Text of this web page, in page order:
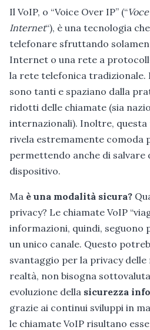
Il VoIP, o “Voice Over IP” (“
Internet“), è una tecnologia
telefonare sfruttando
Internet o una rete a
la rete telefonica tradizionale.
sono tanti e spaziano dalla
ridotti delle chiamate (sia
internazionali). Inoltre, questa
rivela estremamente comoda
permettendo anche di salvare
dispositivo.
Ma è una modalità sicura?
privacy? Le chiamate VoIP
informazioni, quindi, seguono
un unico canale. Questo
svantaggio per la privacy
realtà, non bisogna
evoluzione della sicurezza
grazie ai continui sviluppi in
le chiamate VoIP risultano